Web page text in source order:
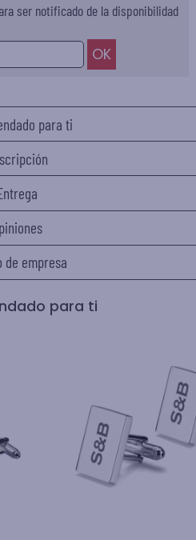
ser notificado de la disponibilidad
para ti
de empresa
para ti